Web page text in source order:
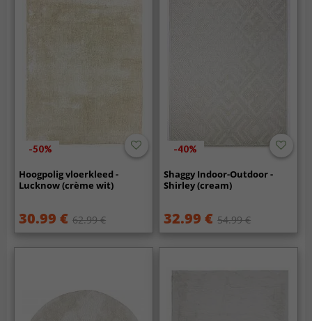
-50%
Hoogpolig vloerkleed -
Lucknow (crème wit)
30.99 € 62.99 €
-40%
Shaggy Indoor-Outdoor -
Shirley (cream)
32.99 € 54.99 €